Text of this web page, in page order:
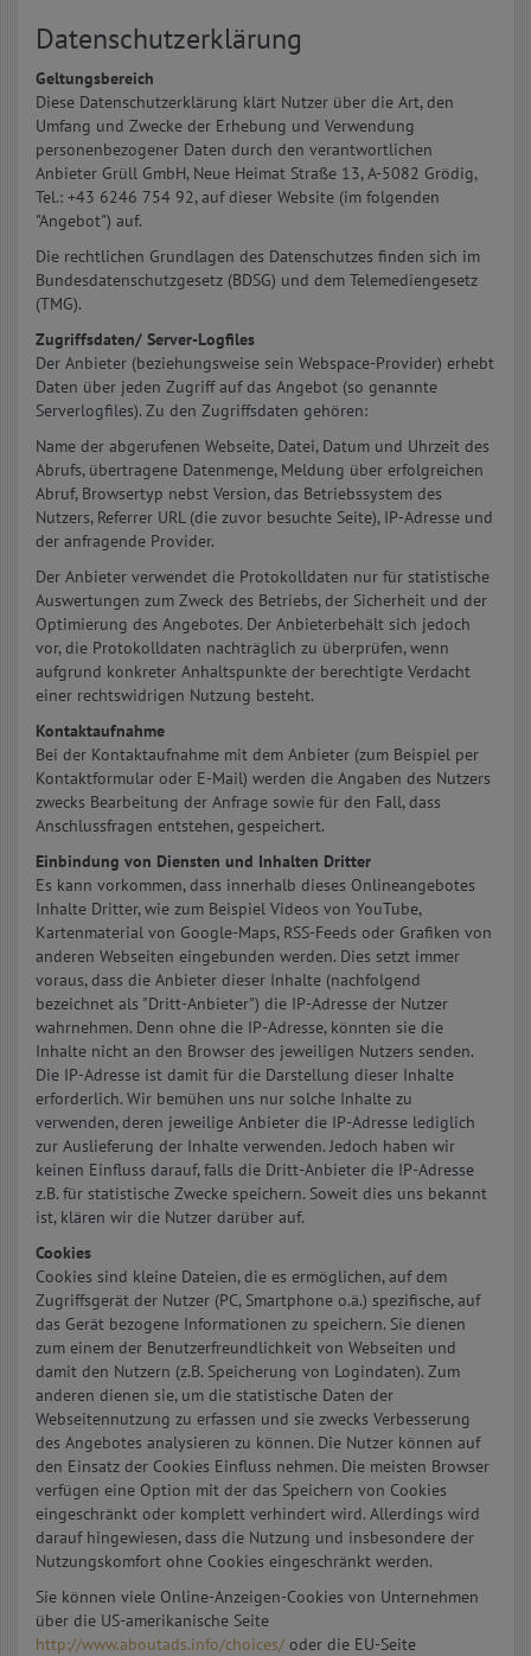
Datenschutzerklärung
Geltungsbereich
Diese Datenschutzerklärung klärt Nutzer über die Art, den
Umfang und Zwecke der Erhebung und Verwendung
personenbezogener Daten durch den verantwortlichen
Anbieter Grüll GmbH, Neue Heimat Straße 13, A-5082 Grödig,
Tel.: +43 6246 754 92, auf dieser Website (im folgenden
"Angebot") auf.
Die rechtlichen Grundlagen des Datenschutzes finden sich im
Bundesdatenschutzgesetz (BDSG) und dem Telemediengesetz
(TMG).
Zugriffsdaten/ Server-Logfiles
Der Anbieter (beziehungsweise sein Webspace-Provider) erhebt
Daten über jeden Zugriff auf das Angebot (so genannte
Serverlogfiles). Zu den Zugriffsdaten gehören:
Name der abgerufenen Webseite, Datei, Datum und Uhrzeit des
Abrufs, übertragene Datenmenge, Meldung über erfolgreichen
Abruf, Browsertyp nebst Version, das Betriebssystem des
Nutzers, Referrer URL (die zuvor besuchte Seite), IP-Adresse und
der anfragende Provider.
Der Anbieter verwendet die Protokolldaten nur für statistische
Auswertungen zum Zweck des Betriebs, der Sicherheit und der
Optimierung des Angebotes. Der Anbieterbehält sich jedoch
vor, die Protokolldaten nachträglich zu überprüfen, wenn
aufgrund konkreter Anhaltspunkte der berechtigte Verdacht
einer rechtswidrigen Nutzung besteht.
Kontaktaufnahme
Bei der Kontaktaufnahme mit dem Anbieter (zum Beispiel per
Kontaktformular oder E-Mail) werden die Angaben des Nutzers
zwecks Bearbeitung der Anfrage sowie für den Fall, dass
Anschlussfragen entstehen, gespeichert.
Einbindung von Diensten und Inhalten Dritter
Es kann vorkommen, dass innerhalb dieses Onlineangebotes
Inhalte Dritter, wie zum Beispiel Videos von YouTube,
Kartenmaterial von Google-Maps, RSS-Feeds oder Grafiken von
anderen Webseiten eingebunden werden. Dies setzt immer
voraus, dass die Anbieter dieser Inhalte (nachfolgend
bezeichnet als "Dritt-Anbieter") die IP-Adresse der Nutzer
wahrnehmen. Denn ohne die IP-Adresse, könnten sie die
Inhalte nicht an den Browser des jeweiligen Nutzers senden.
Die IP-Adresse ist damit für die Darstellung dieser Inhalte
erforderlich. Wir bemühen uns nur solche Inhalte zu
verwenden, deren jeweilige Anbieter die IP-Adresse lediglich
zur Auslieferung der Inhalte verwenden. Jedoch haben wir
keinen Einfluss darauf, falls die Dritt-Anbieter die IP-Adresse
z.B. für statistische Zwecke speichern. Soweit dies uns bekannt
ist, klären wir die Nutzer darüber auf.
Cookies
Cookies sind kleine Dateien, die es ermöglichen, auf dem
Zugriffsgerät der Nutzer (PC, Smartphone o.ä.) spezifische, auf
das Gerät bezogene Informationen zu speichern. Sie dienen
zum einem der Benutzerfreundlichkeit von Webseiten und
damit den Nutzern (z.B. Speicherung von Logindaten). Zum
anderen dienen sie, um die statistische Daten der
Webseitennutzung zu erfassen und sie zwecks Verbesserung
des Angebotes analysieren zu können. Die Nutzer können auf
den Einsatz der Cookies Einfluss nehmen. Die meisten Browser
verfügen eine Option mit der das Speichern von Cookies
eingeschränkt oder komplett verhindert wird. Allerdings wird
darauf hingewiesen, dass die Nutzung und insbesondere der
Nutzungskomfort ohne Cookies eingeschränkt werden.
Sie können viele Online-Anzeigen-Cookies von Unternehmen
über die US-amerikanische Seite
http://www.aboutads.info/choices/ oder die EU-Seite